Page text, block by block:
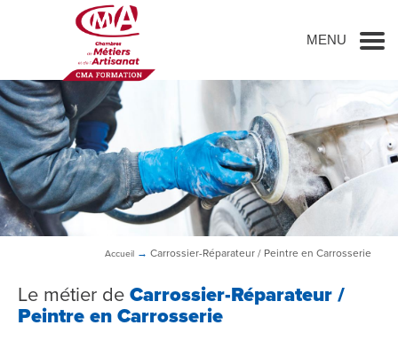
Go to main content
MENU
Accueil → Carrossier-Réparateur / Peintre en Carrosserie
Le métier de Carrossier-Réparateur /
Peintre en Carrosserie